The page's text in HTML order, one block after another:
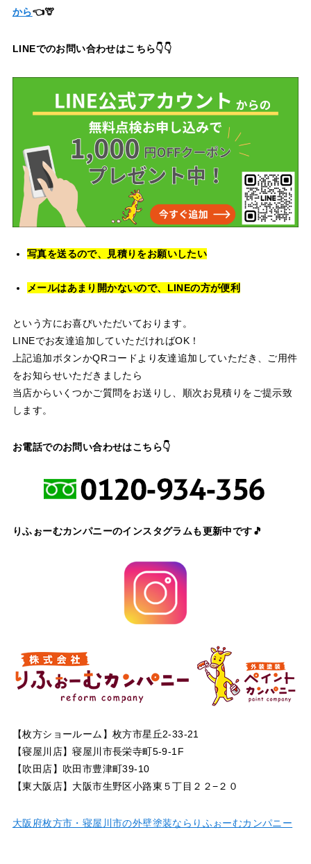
から👈🦒
LINEでのお問い合わせはこちら👇👇
写真を送るので、見積りをお願いしたい
メールはあまり開かないので、LINEの方が便利
という方にお喜びいただいております。
LINEでお友達追加していただければOK！
上記追加ボタンかQRコードより友達追加していただき、ご用件
をお知らせいただきましたら
当店からいくつかご質問をお送りし、順次お見積りをご提示致
します。
お電話でのお問い合わせはこちら👇
りふぉーむカンパニーのインスタグラムも更新中です🎵
【枚方ショールーム】枚方市星丘2-33-21
【寝屋川店】寝屋川市長栄寺町5-9-1F
【吹田店】吹田市豊津町39-10
【東大阪店】大阪市生野区小路東５丁目２２−２０
大阪府枚方市・寝屋川市の外壁塗装ならりふぉーむカンパニー